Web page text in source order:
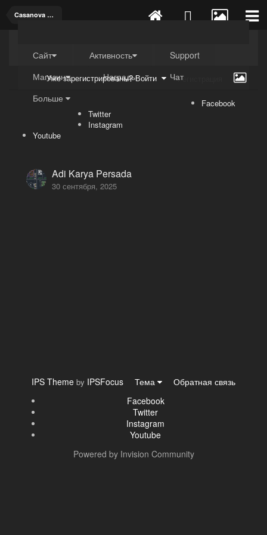
Casanova WA 0851 9850 8853 Jasa Desain Interior Ekonomis di Selo Boyolali 57363
Сайт Активность
Support
Магазин
Награды
Чат
Больше
Уже зарегистрированы? Войти Регистрация
Facebook
Twitter
Instagram
Youtube
Adi Karya Persada
30 сентября, 2025
IPS Theme by IPSFocus Тема
Обратная связь
Facebook
Twitter
Instagram
Youtube
Powered by Invision Community